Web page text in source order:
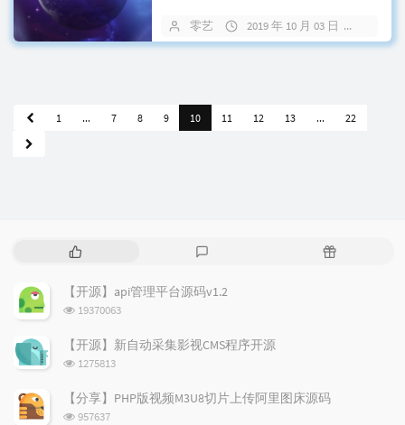
零艺 2019 年 10 月 03 日
1 ... 7 8 9 10 11 12 13 ... 22
热
文
章
评
随
【开源】api管理平台源码v1.2
浏
次
数:
19370063
【开源】新自动采集影视CMS程序开源
浏
次
数:
1275813
【分享】PHP版视频M3U8切片上传阿里图床源码
浏
957637